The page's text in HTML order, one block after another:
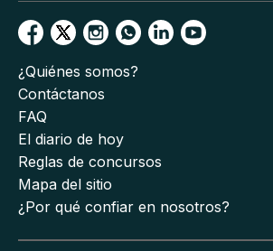
¿Quiénes somos?
Contáctanos
FAQ
El diario de hoy
Reglas de concursos
Mapa del sitio
¿Por qué confiar en nosotros?